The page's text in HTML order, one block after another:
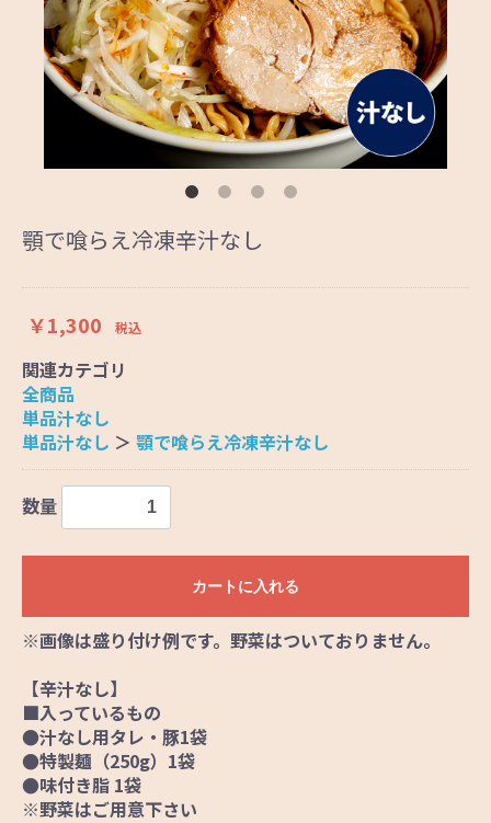
顎で喰らえ冷凍辛汁なし
￥1,300 税込
関連カテゴリ
全商品
単品汁なし
単品汁なし ＞ 顎で喰らえ冷凍辛汁なし
数量
カートに入れる
※画像は盛り付け例です。野菜はついておりません。
【辛汁なし】
■入っているもの
●汁なし用タレ・豚1袋
●特製麺（250g）1袋
●味付き脂 1袋
※野菜はご用意下さい